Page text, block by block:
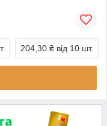
204,30 ₴ від 10 шт.